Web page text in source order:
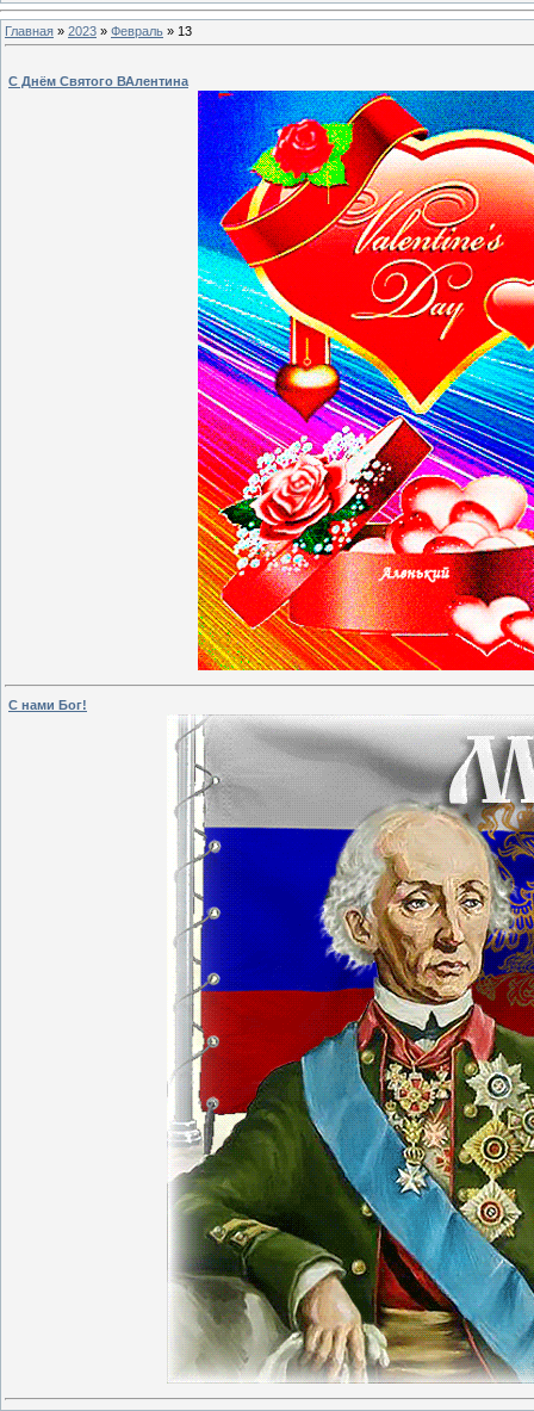
Главная » 2023 » Февраль » 13
С Днём Святого ВАлентина
С нами Бог!